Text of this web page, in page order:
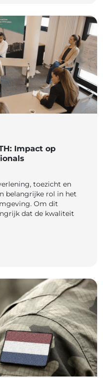
Impact op
toezicht en
belangrijke rol in het
Om dit
dat de kwaliteit